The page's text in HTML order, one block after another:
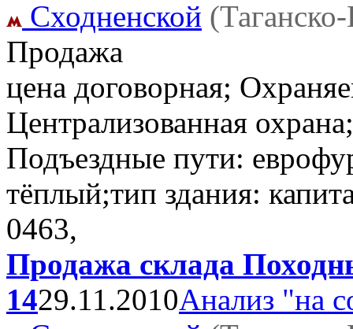
Сходненской
Продажа
цена договорная;
Централизованная
Подъездные пути:
тёплый;тип здания:
0463,
Продажа склада
1429.11.2010Анализ "на